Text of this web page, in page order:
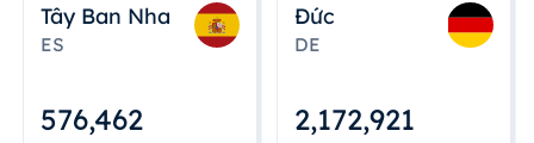
Tây Ban Nha
ES
576,463
Đức
DE
2,172,922